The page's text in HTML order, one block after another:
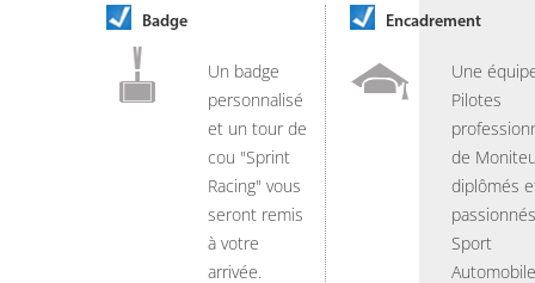
Badge
Un badge
personnalisé
et un tour de
cou "Sprint
Racing" vous
seront remis
à votre
arrivée.
Encadrement
Une
Pilotes
de
diplômés
Sport
Automobile